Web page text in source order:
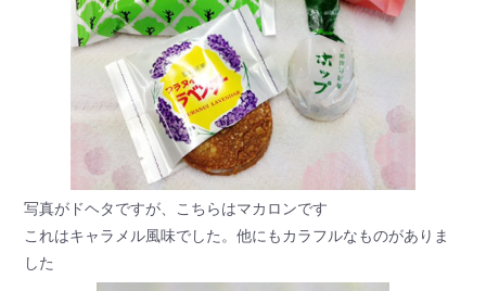
写真がドヘタですが、こちらはマカロンです
これはキャラメル風味でした。他にもカラフルなものがありま
した